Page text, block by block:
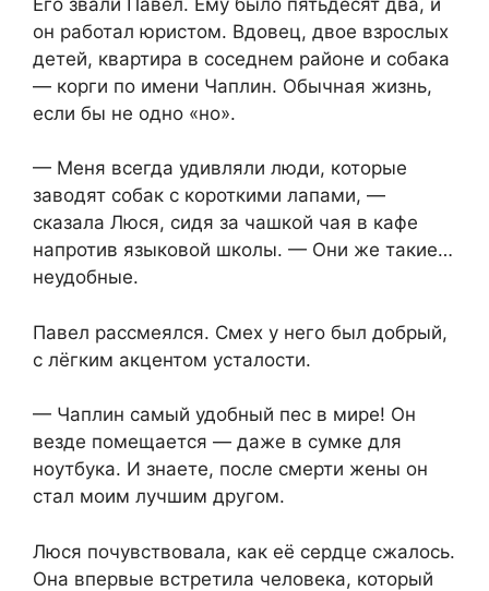
он работал юристом. Вдовец, двое взрослых
детей, квартира в соседнем районе и собака
— корги по имени Чаплин. Обычная жизнь,
если бы не одно «но».
— Меня всегда удивляли люди, которые
заводят собак с короткими лапами, —
сказала Люся, сидя за чашкой чая в кафе
напротив языковой школы. — Они же такие…
неудобные.
Павел рассмеялся. Смех у него был добрый,
с лёгким акцентом усталости.
— Чаплин самый удобный пес в мире! Он
везде помещается — даже в сумке для
ноутбука. И знаете, после смерти жены он
стал моим лучшим другом.
Люся почувствовала, как её сердце сжалось.
Она впервые встретила человека, который